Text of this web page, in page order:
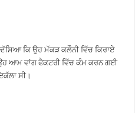
ਕਿ ਉਹ ਮੱਕੜ ਕਲੌਨੀ ਵਿੱਚ ਕਿਰਾਏ
ਉਹ ਆਮ ਵਾਂਗ ਫੈਕਟਰੀ ਵਿੱਚ ਕੰਮ ਕਰਨ ਗਈ
ਸੀ।